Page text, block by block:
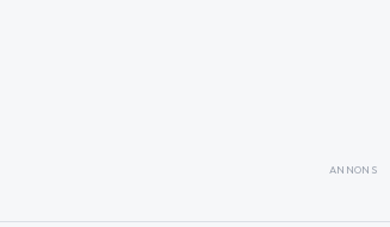
ANNONS